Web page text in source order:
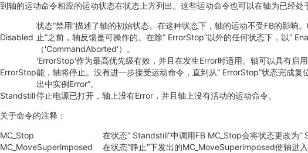
到轴的运动命令相应的运动状态在状态上方列出。这些运动命令也可以在轴为已经处
Disabled
状态“禁用”描述了轴的初始状态。在这种状态下，轴的运动不受FB的影响
止”之前，轴反馈是可操作的。在除“ ErrorStop”以外的任何状态下，以“
（'CommandAborted'）。
ErrorStop
'ErrorStop'作为最高优先级有效，并且在发生Error时适用。轴可以具有启
能，轴将停止。没有进一步接受运动命令，直到从“ ErrorStop”状态完成
出中实例Error”。
Standstill停止电源已打开，轴上没有Error，并且轴上没有活动的运动命令。
关于命令的注释：
MC_Stop
在状态“ Standstill”中调用FB MC_Stop会将状态更改为“
MC_MoveSuperimposed
在状态“静止”下发出的MC_MoveSuperimposed使轴进